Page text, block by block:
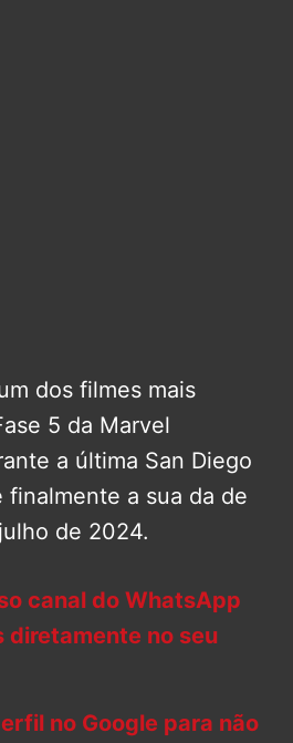
dos filmes mais
5 da Marvel
a última San Diego
a sua da de
de 2024.
canal do WhatsApp
diretamente no seu
no Google para não